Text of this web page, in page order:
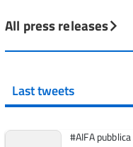
All press releases
Last tweets
#AIFA